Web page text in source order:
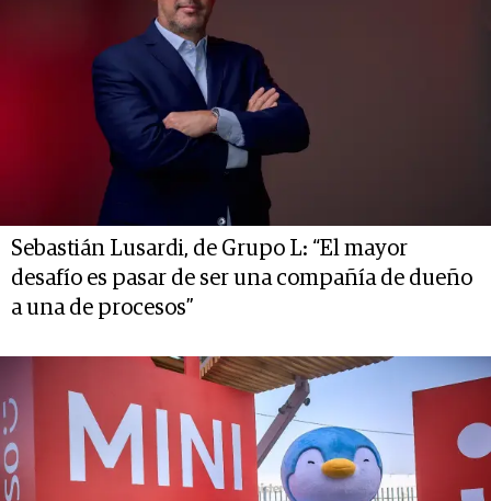
Sebastián Lusardi, de Grupo L: “El mayor
desafío es pasar de ser una compañía de dueño
a una de procesos”